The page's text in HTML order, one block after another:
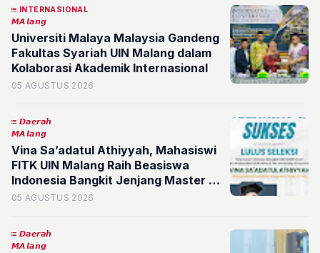
INTERNASIONAL
𝙈𝘼𝙡𝙖𝙣𝙜
Universiti Malaya Malaysia Gandeng
Fakultas Syariah UIN Malang dalam
Kolaborasi Akademik Internasional
05 AGUSTUS 2026
𝘿𝙖𝙚𝙧𝙖𝙝
𝙈𝘼𝙡𝙖𝙣𝙜
Vina Sa’adatul Athiyyah, Mahasiswi
FITK UIN Malang Raih Beasiswa
Indonesia Bangkit Jenjang Master of
Educational Studies di The
05 AGUSTUS 2026
𝘿𝙖𝙚𝙧𝙖𝙝
𝙈𝘼𝙡𝙖𝙣𝙜